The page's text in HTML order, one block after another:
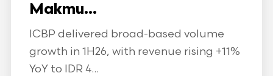
Makmu...
ICBP delivered broad-based volume
growth in 1H26, with revenue rising +11%
YoY to IDR 4...